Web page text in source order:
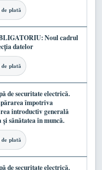
plată
Noul cadrul
datelor
plată
de securitate electrică.
împotriva
introductiv generală
sănătatea în muncă.
plată
de securitate electrică.